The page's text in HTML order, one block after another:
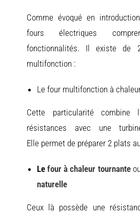
Comme évoqué en
fours électriques
fonctionnalités. Il existe de
multifonction :
Le four multifonction à
Cette particularité
résistances avec une
Elle permet de préparer 2 plats
Lefour à chaleur tournanteou
naturelle
Ceux là possède une